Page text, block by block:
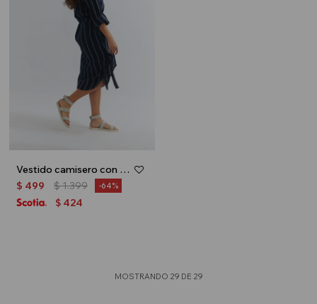
Vestido camisero con lazo - Azul marino
$ 499 $1.399 64
$ 424
MOSTRANDO 29 DE 29